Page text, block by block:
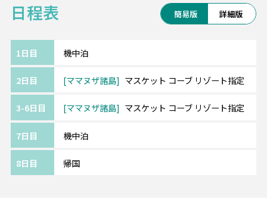
到着日から最終日まで出来るだけ長く離島滞
在を楽しむプランです。
＞
マリーナがあり、ヨットマンにも人気◎
に配慮されながらもトロピカルな雰囲気と温
日程表 簡易版 詳細版
1日目 機中泊
2日目 ママヌザ諸島 マスケット コーブ リゾート指定
3-6日目 ママヌザ諸島 マスケット コーブ リゾート指定
7日目 機中泊
8日目 帰国